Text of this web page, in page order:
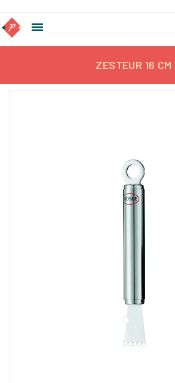

ZESTEUR 16 CM